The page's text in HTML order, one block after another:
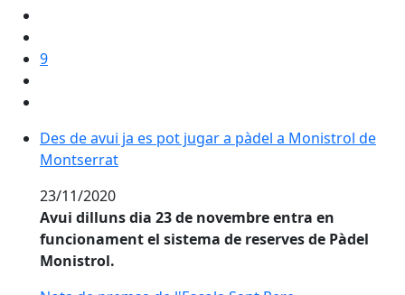
9
Des de avui ja es pot jugar a pàdel a Monistrol de
Des de avui ja es pot jugar a pàdel a Monistrol de
Montserrat
23/11/2020
Avui dilluns dia 23 de novembre entra en
funcionament el sistema de reserves de Pàdel
Monistrol.